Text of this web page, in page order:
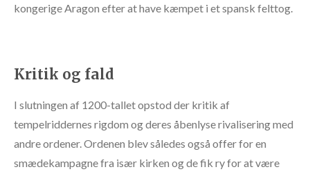
kongerige Aragon efter at have kæmpet i et spansk felttog.
Kritik og fald
I slutningen af 1200-tallet opstod der kritik af
tempelriddernes rigdom og deres åbenlyse rivalisering med
andre ordener. Ordenen blev således også offer for en
smædekampagne fra især kirken og de fik ry for at være